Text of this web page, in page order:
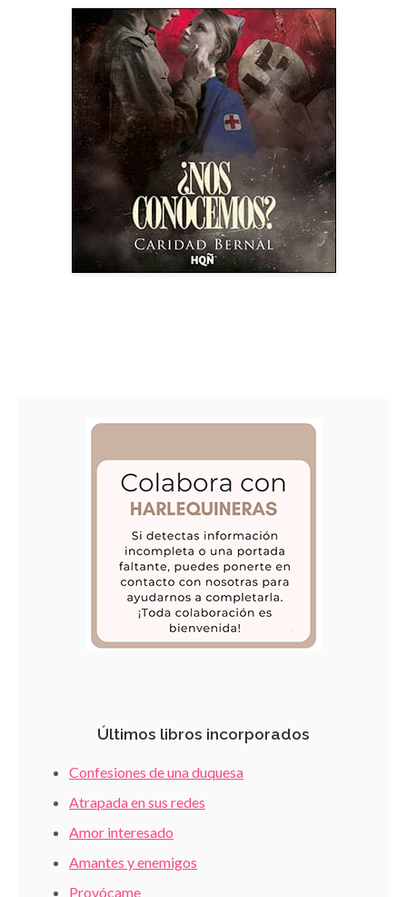
Últimos libros incorporados
Confesiones de una duquesa
Atrapada en sus redes
Amor interesado
Amantes y enemigos
Provócame